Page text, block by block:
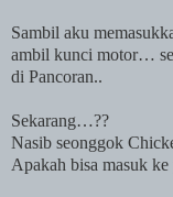
Sambil aku
ambil kunci motor…
di Pancoran..
Sekarang…??
Nasib seonggok
Apakah bisa masuk